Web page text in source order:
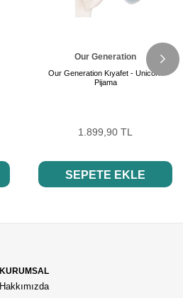
Our Generation
Our Generation Kıyafet - Unicorn
Pijama
1.899,90 TL
SEPETE EKLE
KURUMSAL
Hakkımızda